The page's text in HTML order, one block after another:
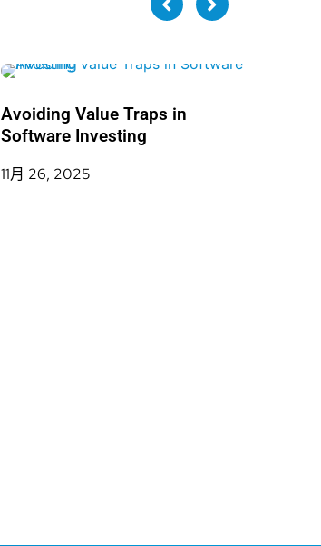
Avoiding Value Traps in
Software Investing
11月 26, 2025